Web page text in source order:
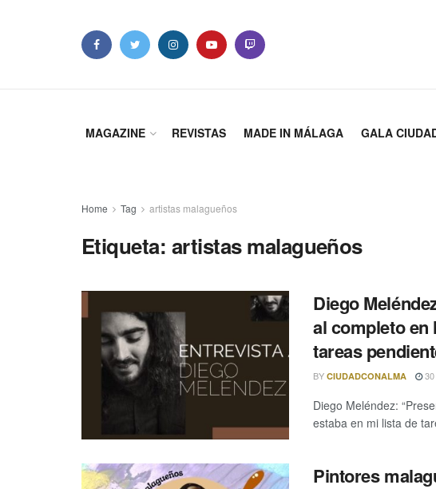
MAGAZINE REVISTAS MADE IN MÁLAGA GALA
Home Tag artistas malagueños
Etiqueta: artistas malagueños
Diego
al completo en
tareas
BY CIUDADCONALMA 30
Diego Meléndez:
estaba en mi lista de
Pintores